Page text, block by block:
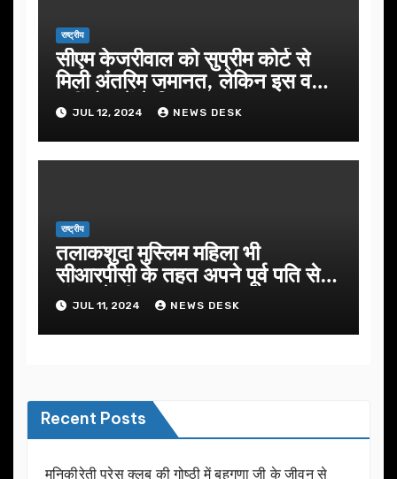
राष्ट्रीय
सीएम केजरीवाल को सुप्रीम कोर्ट से
मिली अंतरिम जमानत, लेकिन इस वजह
नहीं हो सकेंगे रिहा
JUL 12, 2024 NEWS DESK
राष्ट्रीय
तलाकशुदा मुस्लिम महिला भी
सीआरपीसी के तहत अपने पूर्व पति से
मांग सकेंगी गुजारा भत्ता
JUL 11, 2024 NEWS DESK
Recent Posts
मुनिकीरेती प्रेस क्लब की गोष्ठी में बहुगुणा जी के जीवन से